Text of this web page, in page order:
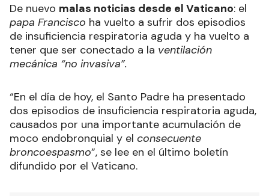
De nuevo malas noticias desde el Vaticano: el
papa Francisco ha vuelto a sufrir dos episodios
de insuficiencia respiratoria aguda y ha vuelto a
tener que ser conectado a la ventilación
mecánica “no invasiva”.
“En el día de hoy, el Santo Padre ha presentado
dos episodios de insuficiencia respiratoria aguda,
causados por una importante acumulación de
moco endobronquial y el consecuente
broncoespasmo”, se lee en el último boletín
difundido por el Vaticano.